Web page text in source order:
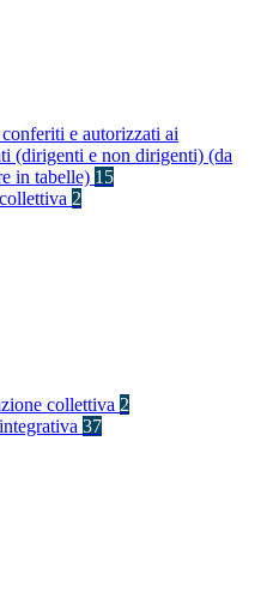
e autorizzati ai
(dirigenti e non dirigenti) (da
in tabelle) 15
2
collettiva 2
37